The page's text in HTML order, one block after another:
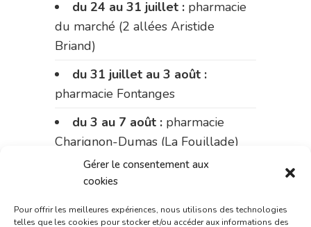
Gérer le consentement aux
cookies
Pour offrir les meilleures expériences, nous utilisons des technologies
telles que les cookies pour stocker et/ou accéder aux informations des
du 24 au 31 juillet : pharmacie
du marché (2 allées Aristide
Briand)
du 31 juillet au 3 août :
pharmacie Fontanges
du 3 au 7 août : pharmacie
Charignon-Dumas (La Fouillade)
du 7 au 14 août :pharmacie
Bonnemaire (rue Saint-Jacques)
du 15 au 17 août :pharmacie